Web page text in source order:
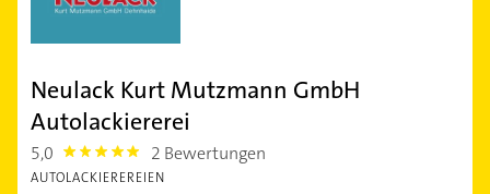
Neulack Kurt Mutzmann GmbH
Autolackiererei
5,0 5.0 2 Bewertungen
AUTOLACKIEREREIEN